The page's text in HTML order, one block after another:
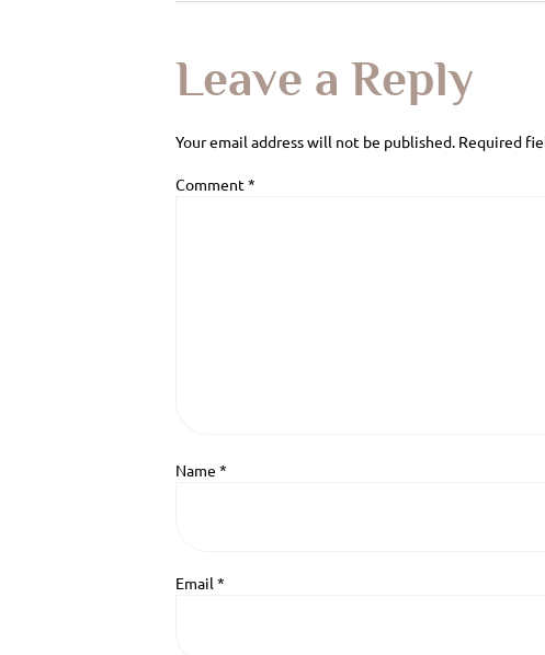
Leave a Reply
Your email address will not be published. Required
Comment*
Name *
Email *